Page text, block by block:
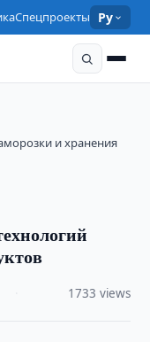
Спецпроекты Ру
и хранения
1733 views